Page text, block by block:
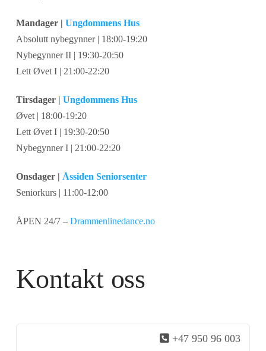
Mandager | Ungdommens Hus
Absolutt nybegynner | 18:00-19:20
Nybegynner II | 19:30-20:50
Lett Øvet I | 21:00-22:20
Tirsdager | Ungdommens Hus
Øvet | 18:00-19:20
Lett Øvet I | 19:30-20:50
Nybegynner I | 21:00-22:20
Onsdager | Åssiden Seniorsenter
Seniorkurs | 11:00-12:00
ÅPEN 24/7 – Drammenlinedance.no
Kontakt oss
+47 950 96 003